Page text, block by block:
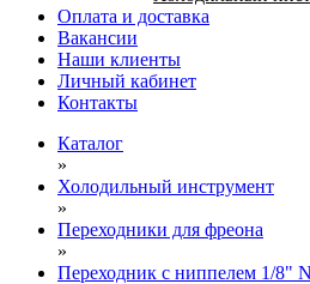
Оплата и доставка
Вакансии
Наши клиенты
Личный кабинет
Контакты
Каталог
»
Холодильный инструмент
»
Переходники для фреона
»
Переходник c ниппелем 1/8"